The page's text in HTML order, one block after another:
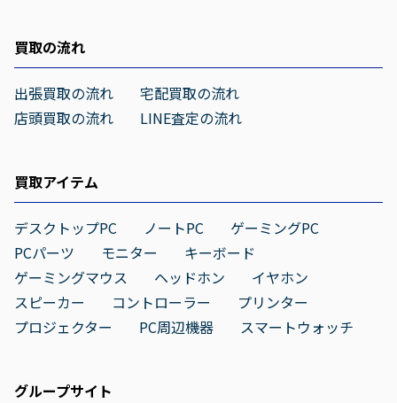
買取の流れ
出張買取の流れ
宅配買取の流れ
店頭買取の流れ
LINE査定の流れ
買取アイテム
デスクトップPC ノートPC
ゲーミングPC
PCパーツ
モニター
キーボード
ゲーミングマウス
ヘッドホン
イヤホン
スピーカー
コントローラー
プリンター
プロジェクター
PC周辺機器 スマートウォッチ
グループサイト